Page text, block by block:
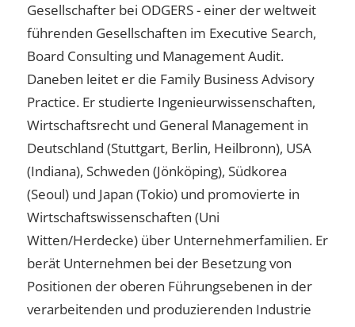
Gesellschafter bei ODGERS - einer der weltweit
führenden Gesellschaften im Executive Search,
Board Consulting und Management Audit.
Daneben leitet er die Family Business Advisory
Practice. Er studierte Ingenieurwissenschaften,
Wirtschaftsrecht und General Management in
Deutschland (Stuttgart, Berlin, Heilbronn), USA
(Indiana), Schweden (Jönköping), Südkorea
(Seoul) und Japan (Tokio) und promovierte in
Wirtschaftswissenschaften (Uni
Witten/Herdecke) über Unternehmerfamilien. Er
berät Unternehmen bei der Besetzung von
Positionen der oberen Führungsebenen in der
verarbeitenden und produzierenden Industrie